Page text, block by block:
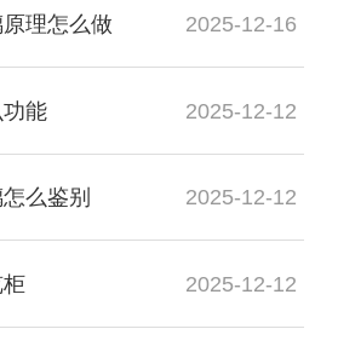
理怎么做 2025-12-16
能 2025-12-12
么鉴别 2025-12-12
2025-12-12